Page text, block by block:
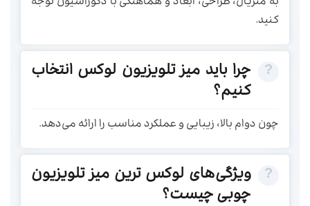
کنید.
چرا باید میز تلویزیون لوکس انتخاب
کنیم؟
چون دوام بالا، زیبایی و عملکرد مناسب را ارائه می‌دهد.
ویژگی‌های لوکس ترین میز تلویزیون
چوبی چیست؟